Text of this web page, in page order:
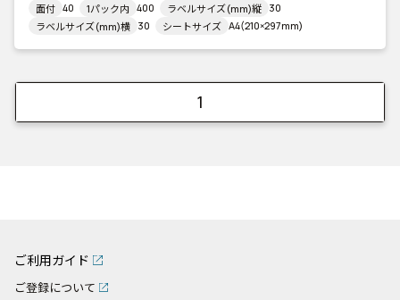
面付 40 1パック内 400 ラベルサイズ(mm)縦 30
ラベルサイズ(mm)横 30 シートサイズ A4(210×297mm)
1
ご利用ガイド
ご登録について